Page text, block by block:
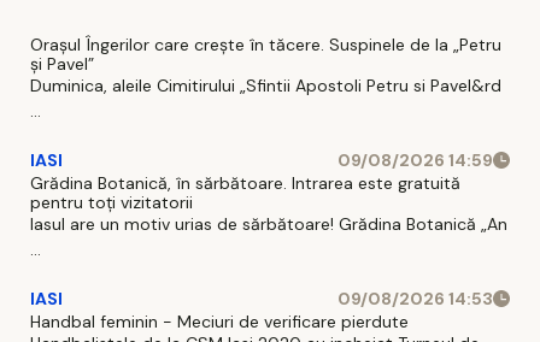
Orașul Îngerilor care crește în tăcere. Suspinele de la „Petru
și Pavel”
Duminica, aleile Cimitirului „Sfintii Apostoli Petru si Pavel&rd
...
IASI
09/08/2026 14:59
Grădina Botanică, în sărbătoare. Intrarea este gratuită
pentru toți vizitatorii
Iasul are un motiv urias de sărbătoare! Grădina Botanică „An
...
IASI
09/08/2026 14:53
Handbal feminin - Meciuri de verificare pierdute